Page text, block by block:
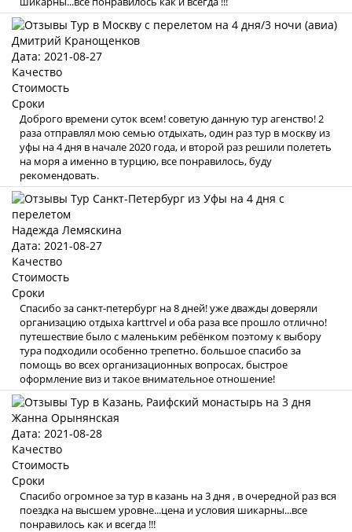
Дмитрий Кранощенков
Дата: 2021-08-27
Качество
Стоимость
Сроки
Доброго времени суток всем! советую данную тур агенство! 2
раза отправлял мою семью отдыхать, один раз тур в москву из
уфы на 4 дня в начале 2020 года, и второй раз решили полететь
на моря а именно в турцию, все понравилось, буду
рекомендовать.
Надежда Лемяскина
Дата: 2021-08-27
Качество
Стоимость
Сроки
Спасибо за санкт-петербург на 8 дней! уже дважды доверяли
организацию отдыха karttrvel и оба раза все прошло отлично!
путешествие было с маленьким ребёнком поэтому к выбору
тура подходили особенно трепетно. большое спасибо за
помощь во всех организационных вопросах, быстрое
оформление виз и такое внимательное отношение!
Жанна Орынянская
Дата: 2021-08-28
Качество
Стоимость
Сроки
Спасибо огромное за тур в казань на 3 дня , в очередной раз вся
поездка на высшем уровне...цена и условия шикарны...все
понравилось как и всегда !!!